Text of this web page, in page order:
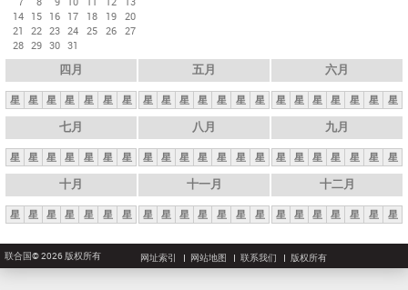
14 15 16 17 18 19 20
21
22 23 24 25 26 27
28 29 30 31
四月
星 星 星 星 星 星 星
五月
星 星 星 星 星 星 星
六月
星 星 星 星 星 星 星
七月
星 星 星 星 星 星 星
八月
星 星 星 星 星 星 星
九月
星 星 星 星 星 星 星
十月
星 星 星 星 星 星 星
十一月
星 星 星 星 星 星 星
十二月
星 星 星 星 星 星 星
联合国© 2026 版权所有 网址索引 网站地图 联系我们 版权所有